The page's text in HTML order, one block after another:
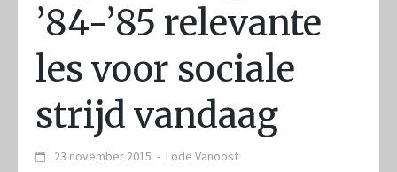
’84-’85 relevante
les voor sociale
strijd vandaag
23 november 2015 - Lode Vanoost